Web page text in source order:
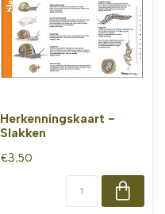
Herkenningskaart -
Slakken
€3,50